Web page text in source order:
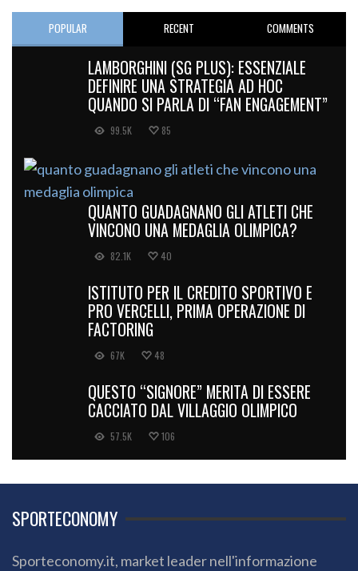
POPULAR RECENT COMMENTS
LAMBORGHINI (SG PLUS): ESSENZIALE
DEFINIRE UNA STRATEGIA AD HOC
QUANDO SI PARLA DI “FAN ENGAGEMENT”
99.5K 85
QUANTO GUADAGNANO GLI ATLETI CHE
VINCONO UNA MEDAGLIA OLIMPICA?
82.1K 40
ISTITUTO PER IL CREDITO SPORTIVO E
PRO VERCELLI, PRIMA OPERAZIONE DI
FACTORING
67K 48
QUESTO “SIGNORE” MERITA DI ESSERE
CACCIATO DAL VILLAGGIO OLIMPICO
57.5K 106
SPORTECONOMY
Sporteconomy.it, market leader nell'informazione